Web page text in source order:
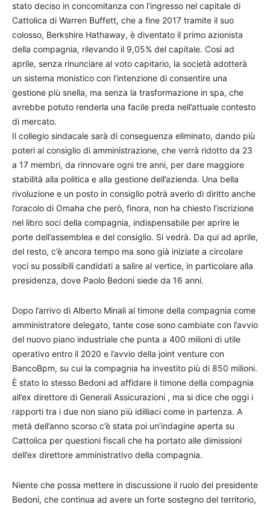
stato deciso in concomitanza con l’ingresso nel capitale di
Cattolica di Warren Buffett, che a fine 2017 tramite il suo
colosso, Berkshire Hathaway, è diventato il primo azionista
della compagnia, rilevando il 9,05% del capitale. Così ad
aprile, senza rinunciare al voto capitario, la società adotterà
un sistema monistico con l’intenzione di consentire una
gestione più snella, ma senza la trasformazione in spa, che
avrebbe potuto renderla una facile preda nell’attuale contesto
di mercato.
Il collegio sindacale sarà di conseguenza eliminato, dando più
poteri al consiglio di amministrazione, che verrà ridotto da 23
a 17 membri, da rinnovare ogni tre anni, per dare maggiore
stabilità alla politica e alla gestione dell’azienda. Una bella
rivoluzione e un posto in consiglio potrà averlo di diritto anche
l’oracolo di Omaha che però, finora, non ha chiesto l’iscrizione
nel libro soci della compagnia, indispensabile per aprire le
porte dell’assemblea e del consiglio. Si vedrà. Da qui ad aprile,
del resto, c’è ancora tempo ma sono già iniziate a circolare
voci su possibili candidati a salire al vertice, in particolare alla
presidenza, dove Paolo Bedoni siede da 16 anni.
Dopo l’arrivo di Alberto Minali al timone della compagnia come
amministratore delegato, tante cose sono cambiate con l’avvio
del nuovo piano industriale che punta a 400 milioni di utile
operativo entro il 2020 e l’avvio della joint venture con
BancoBpm, su cui la compagnia ha investito più di 850 milioni.
È stato lo stesso Bedoni ad affidare il timone della compagnia
all’ex direttore di Generali Assicurazioni , ma si dice che oggi i
rapporti tra i due non siano più idilliaci come in partenza. A
metà dell’anno scorso c’è stata poi un’indagine aperta su
Cattolica per questioni fiscali che ha portato alle dimissioni
dell’ex direttore amministrativo della compagnia.
Niente che possa mettere in discussione il ruolo del presidente
Bedoni, che continua ad avere un forte sostegno del territorio,